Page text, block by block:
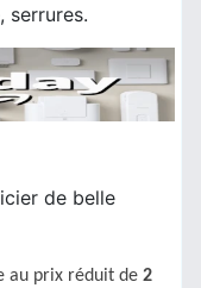
serrures.
de belle
au prix réduit de 2